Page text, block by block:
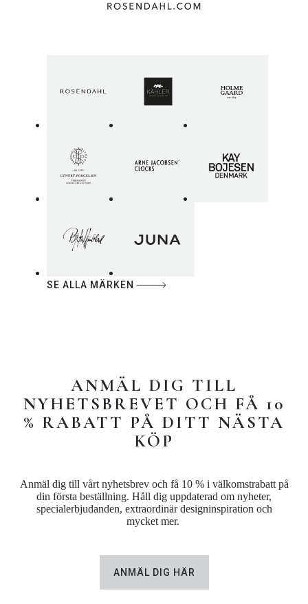
SE ALLA MÄRKEN
ANMÄL DIG TILL
NYHETSBREVET OCH FÅ 10
% RABATT PÅ DITT NÄSTA
KÖP
Anmäl dig till vårt nyhetsbrev och få 10 % i välkomstrabatt på
din första beställning. Håll dig uppdaterad om nyheter,
specialerbjudanden, extraordinär designinspiration och
mycket mer.
ANMÄL DIG HÄR